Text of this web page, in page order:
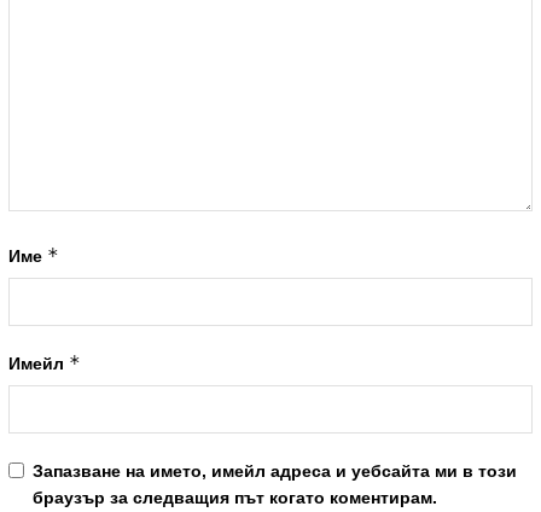
Име *
Имейл *
Запазване на името, имейл адреса и уебсайта ми в този
браузър за следващия път когато коментирам.